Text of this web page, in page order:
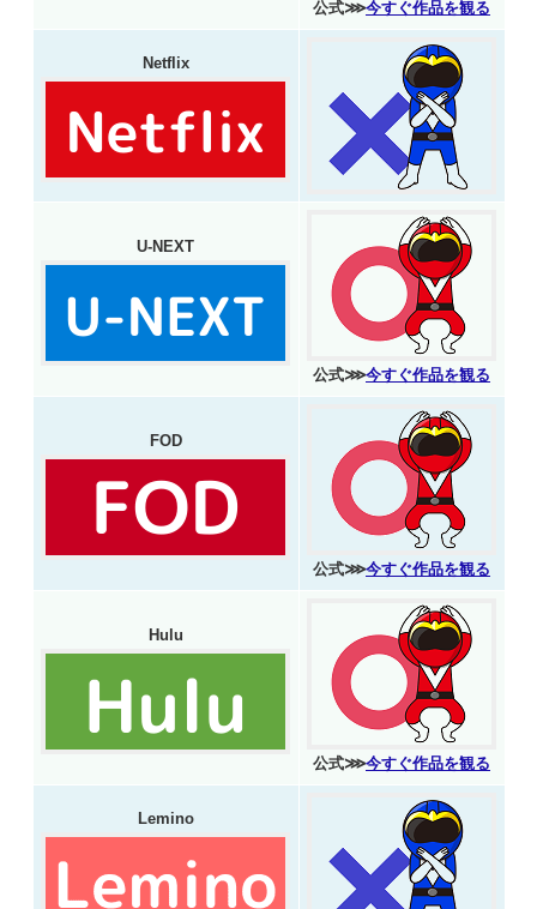
公式⋙今すぐ作品を観る
Netflix
U-NEXT
公式⋙今すぐ作品を観る
FOD
公式⋙今すぐ作品を観る
Hulu
公式⋙今すぐ作品を観る
Lemino